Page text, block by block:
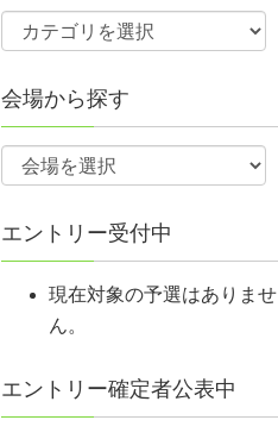
会場から探す
エントリー受付中
現在対象の予選はありませ
ん。
エントリー確定者公表中